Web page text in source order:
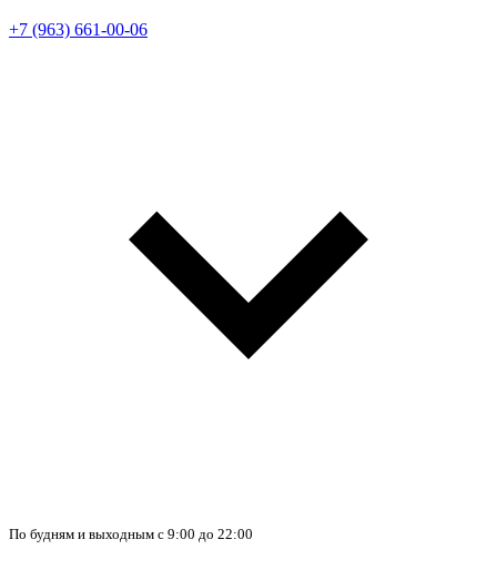
+7 (963) 661-00-06
По будням и выходным с 9:00 до 22:00